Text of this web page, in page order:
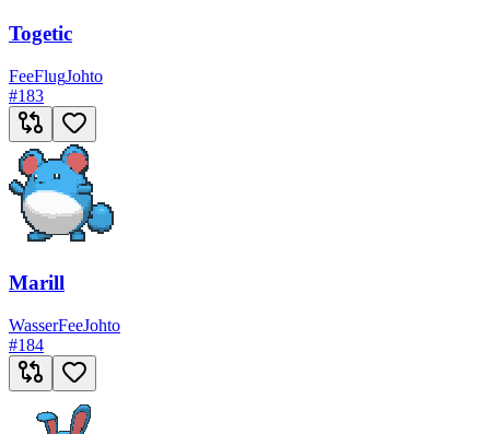
Togetic
FeeFlugJohto
#183
Marill
WasserFeeJohto
#184